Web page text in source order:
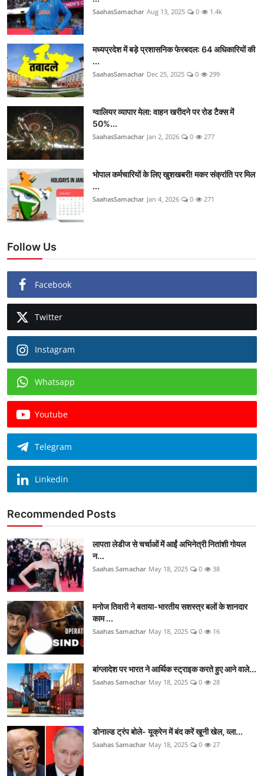
SaahasSamachar Aug 13, 2025 0 1.4k
मध्यप्रदेश में बड़े प्रशासनिक फेरबदल: 64 अधिकारियों की
...
SaahasSamachar Dec 25, 2025 0 299
ग्वालियर व्यापार मेला: वाहन खरीदने पर रोड टैक्स में
50%...
SaahasSamachar Jan 2, 2026 0 277
भोपाल कर्मचारियों के लिए खुशखबरी! मकर संक्रांति पर मिल
...
SaahasSamachar Jan 4, 2026 0 271
Follow Us
Facebook
Twitter
Instagram
Whatsapp
Youtube
Telegram
Linkedin
Recommended Posts
लापता लेडीज से चर्चाओं में आईं अभिनेत्री नितांशी गोयल
न...
Saahas Samachar May 18, 2025 0 38
मनोज तिवारी ने बताया-भारतीय सशस्त्र बलों के शानदार
काम ...
Saahas Samachar May 18, 2025 0 16
बांग्लादेश पर भारत ने आर्थिक स्ट्राइक करते हुए आने वाले...
Saahas Samachar May 18, 2025 0 28
डोनाल्ड ट्रंप बोले- यूक्रेन में बंद करें खूनी खेल, व्ला...
Saahas Samachar May 18, 2025 0 27